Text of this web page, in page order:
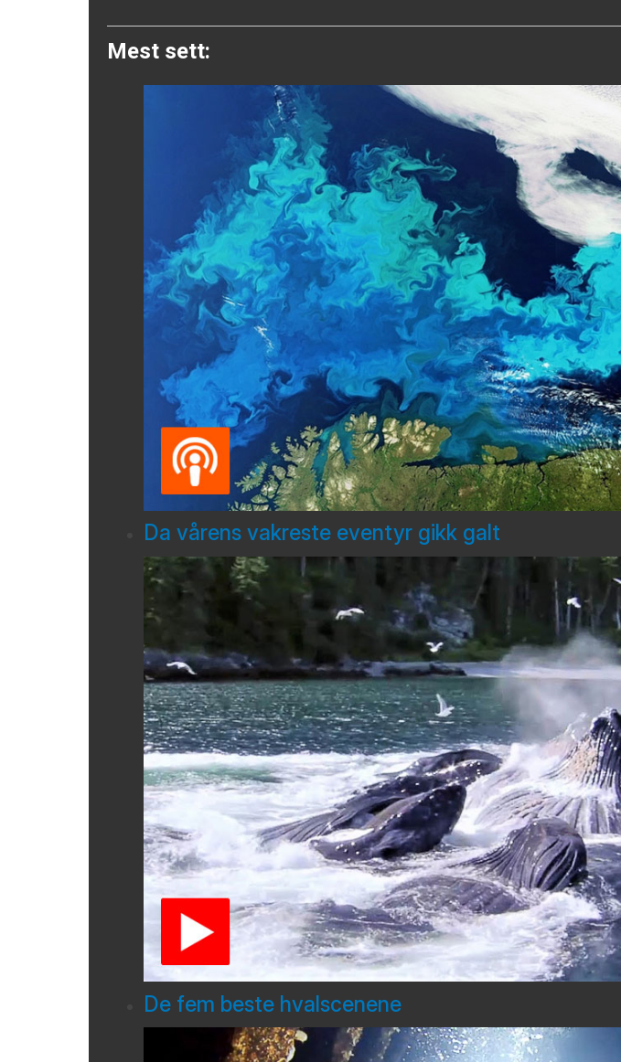
Mest sett:
Da vårens vakreste eventyr gikk galt
De fem beste hvalscenene